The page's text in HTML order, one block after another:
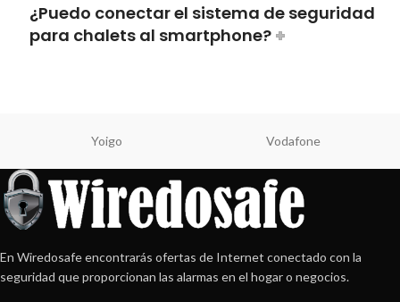
¿Puedo conectar el sistema de seguridad
para chalets al smartphone?
Yoigo Vodafone
En Wiredosafe encontrarás ofertas de Internet conectado con la
seguridad que proporcionan las alarmas en el hogar o negocios.